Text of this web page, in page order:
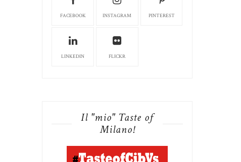
FACEBOOK INSTAGRAM PINTEREST
LINKEDIN FLICKR
Il "mio" Taste of
Milano!